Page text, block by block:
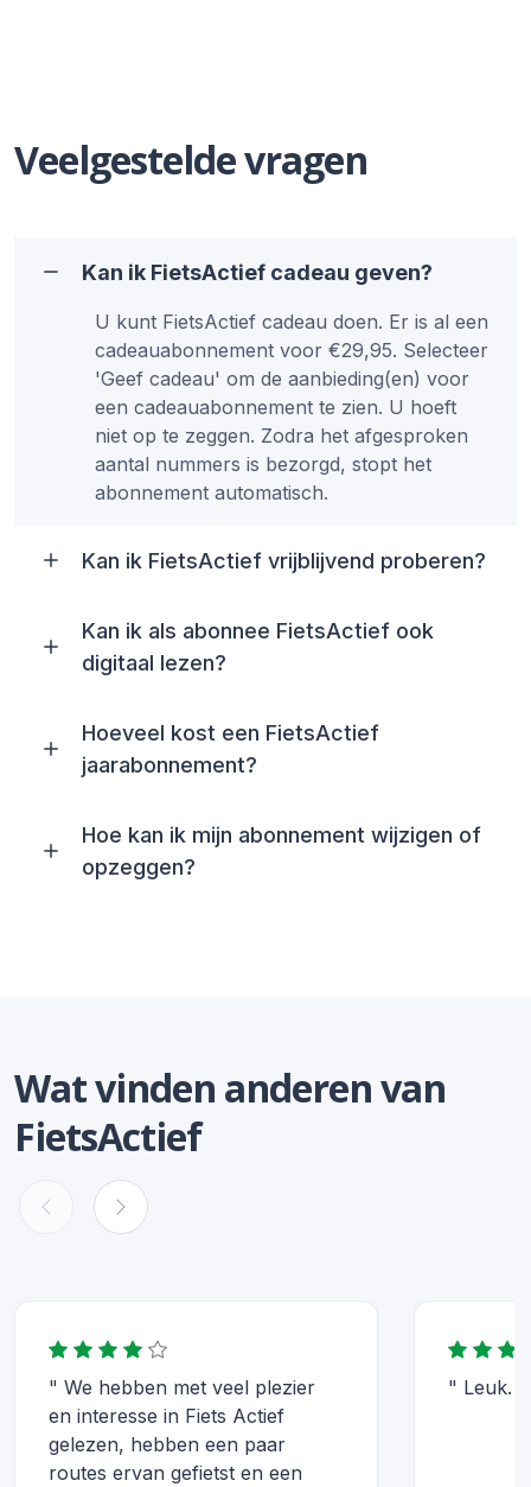
Veelgestelde vragen
Kan ik FietsActief cadeau geven?
U kunt FietsActief cadeau doen. Er is al een
cadeauabonnement voor €29,95. Selecteer
'Geef cadeau' om de aanbieding(en) voor
een cadeauabonnement te zien. U hoeft
niet op te zeggen. Zodra het afgesproken
aantal nummers is bezorgd, stopt het
abonnement automatisch.
Kan ik FietsActief vrijblijvend proberen?
Kan ik als abonnee FietsActief ook
digitaal lezen?
Hoeveel kost een FietsActief
jaarabonnement?
Hoe kan ik mijn abonnement wijzigen of
opzeggen?
Wat vinden anderen van
FietsActief
" We hebben met veel plezier
en interesse in Fiets Actief
gelezen, hebben een paar
routes ervan gefietst en een
" Leuk. "